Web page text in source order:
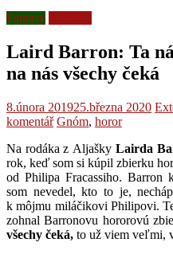
Fantasy
Laird Barron: Ta
na nás všechy čeká
8.února 201925.března 2020
komentář Gnóm, horor
Na rodáka z Aljašky Lairda
rok, keď som si kúpil zbierku
od Philipa Fracassiho. Barron
som nevedel, kto to je,
k môjmu miláčikovi Philipovi.
zohnal Barronovu hororovú
všechy čeká, to už viem veľmi,